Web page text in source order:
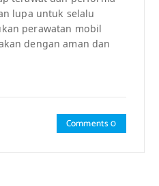
lupa untuk selalu
perawatan mobil
dengan aman dan
Comments 0